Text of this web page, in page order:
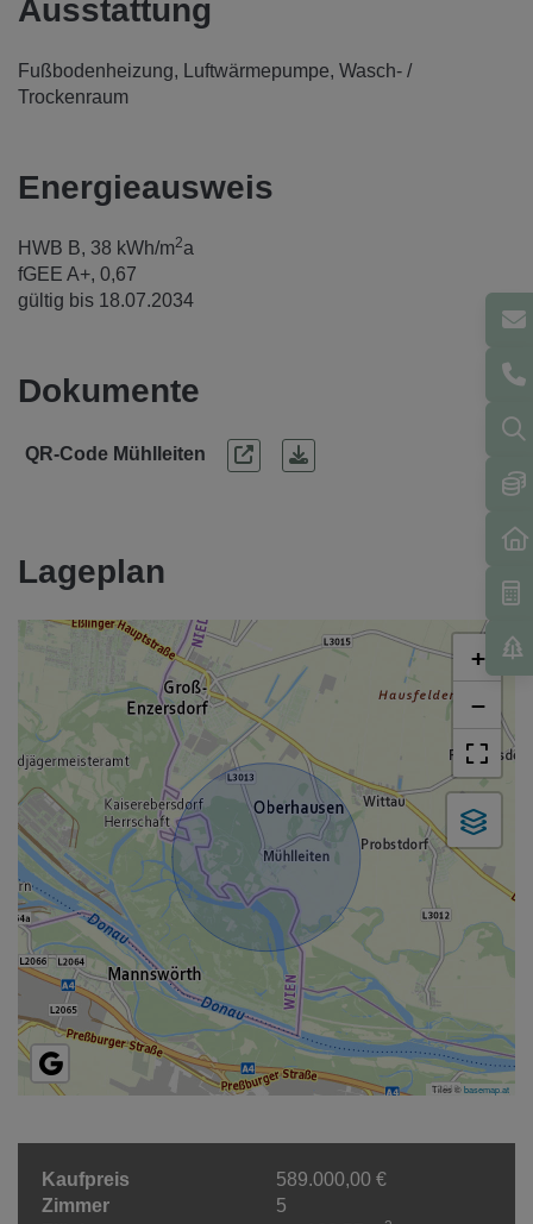
Ausstattung
Fußbodenheizung Luftwärmepumpe Wasch- /
Trockenraum
Energieausweis
HWB B, 38 kWh/m2a
fGEE A+, 0,67
gültig bis 18.07.2034
Dokumente
QR-Code Mühlleiten
Lageplan
+
−
Tiles ©basemap.at
Kaufpreis
589.000,00 €
Zimmer
5